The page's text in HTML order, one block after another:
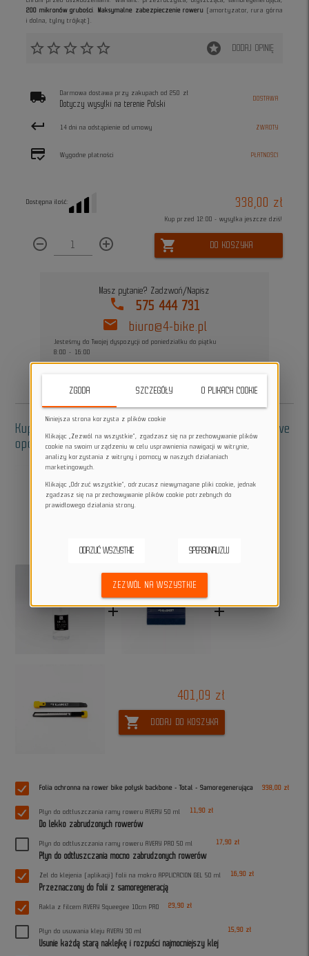
200 mikronów grubości. Maksymalne zabezpieczenie roweru (amortyzator, rura górna
i dolna, tylny trójkąt).
star_borderstar_borderstar_borderstar_borderstar_border stars DODAJ OPINIĘ
local_shipping Darmowa dostawa przy zakupach od 250 zł
Dotyczy wysyłki na terenie Polski
DOSTAWA
keyboard_return 14 dni na odstąpienie od umowy ZWROTY
credit_score Wygodne płatności PŁATNOŚCI
Dostępna ilość: 338,00 zł
Kup przed 12:00 - wysyłka jeszcze dziś!
remove_circle_outline add_circle_outline shopping_cart DO KOSZYKA
Masz pytanie? Zadzwoń/Napisz
phone 575 444 731
mail biuro@4-bike.pl
Jesteśmy do Twojej dyspozycji od poniedziałku do piątku
8:00 - 16:00
Kup w zestawie - akcesoria do oklejania, dodatkowe
opcje:
add
add add
401,09 zł
shopping_cart DODAJ DO KOSZYKA
Folia ochronna na rower bike połysk backbone - Total - Samoregenerująca 338,00 zł
Płyn do odtłuszczania ramy roweru AVERY 50 ml
Do lekko zabrudzonych rowerów
11,90 zł
Płyn do odtłuszczania ramy roweru AVERY PRO 50 ml
Płyn do odtłuszczania mocno zabrudzonych rowerów
17,90 zł
Żel do klejenia (aplikacji) folii na mokro APPLICACION GEL 50 ml
Przeznaczony do folii z samoregeneracją
16,90 zł
Rakla z filcem AVERY Squeegee 10cm PRO 23,90 zł
Płyn do usuwania kleju AVERY 30 ml
Usunie każdą starą naklejkę i rozpuści najmocniejszy klej
15,90 zł
ZGODA SZCZEGÓŁY O PLIKACH COOKIE
Niniejsza strona korzysta z plików cookie
Klikając „Zezwól na wszystkie”, zgadzasz się na przechowywanie plików
cookie na swoim urządzeniu w celu usprawnienia nawigacji w witrynie,
analizy korzystania z witryny i pomocy w naszych działaniach
marketingowych.
Klikając „Odrzuć wszystkie”, odrzucasz niewymagane pliki cookie, jednak
zgadzasz się na przechowywanie plików cookie potrzebnych do
prawidłowego działania strony.
ODRZUĆ WSZYSTKIE SPERSONALIZUJ
ZEZWÓL NA WSZYSTKIE